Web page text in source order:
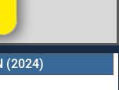
(2024)